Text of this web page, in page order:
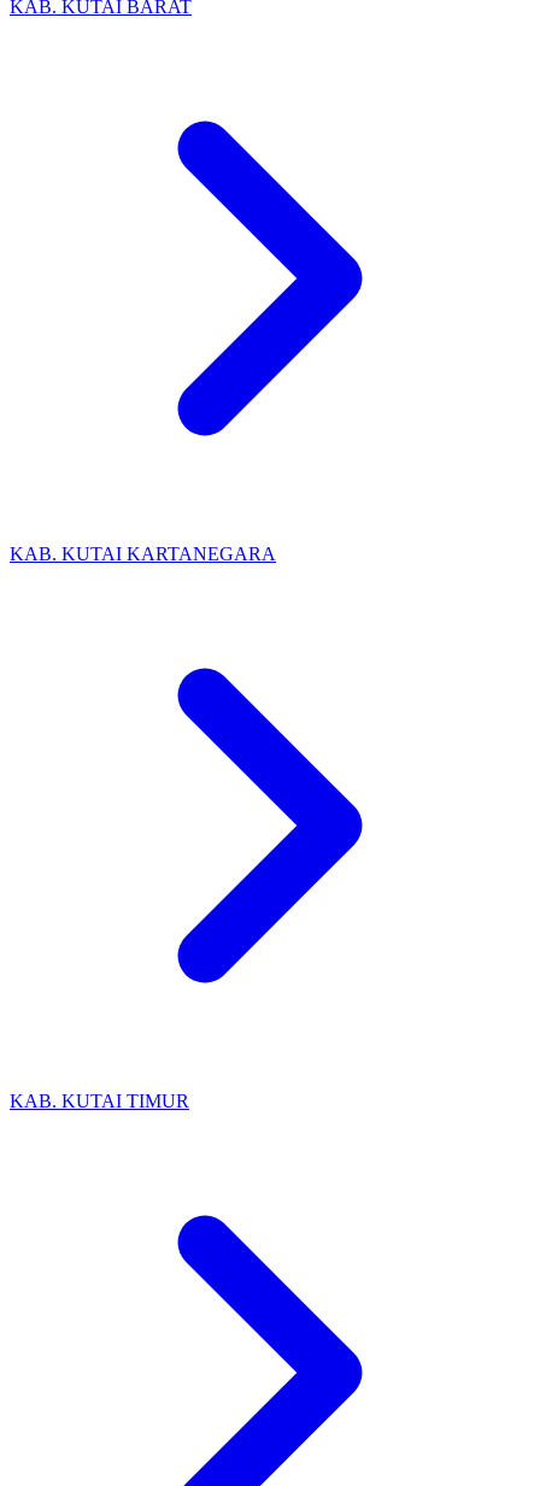
KAB. KUTAI BARAT
KAB. KUTAI KARTANEGARA
KAB. KUTAI TIMUR